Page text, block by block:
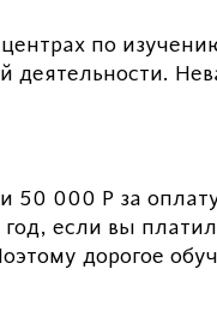
по
деятельности.
50 000 Р за
если вы
дорогое